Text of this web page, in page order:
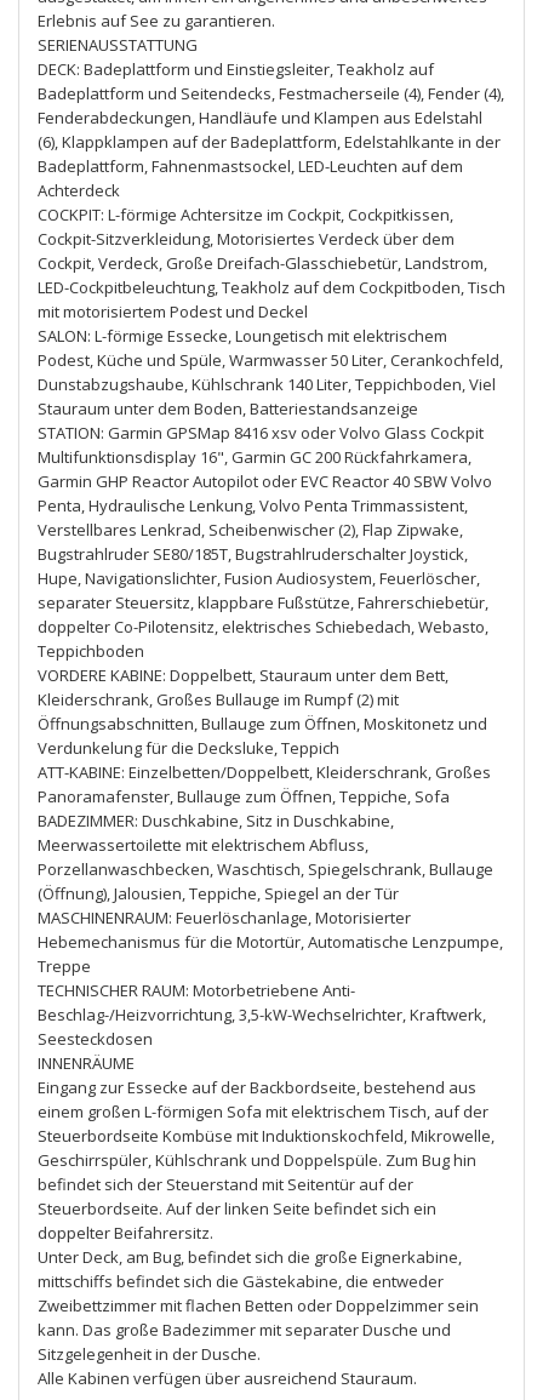
Erlebnis auf See zu garantieren.
SERIENAUSSTATTUNG
DECK: Badeplattform und Einstiegsleiter, Teakholz auf
Badeplattform und Seitendecks, Festmacherseile (4), Fender (4),
Fenderabdeckungen, Handläufe und Klampen aus Edelstahl
(6), Klappklampen auf der Badeplattform, Edelstahlkante in der
Badeplattform, Fahnenmastsockel, LED-Leuchten auf dem
Achterdeck
COCKPIT: L-förmige Achtersitze im Cockpit, Cockpitkissen,
Cockpit-Sitzverkleidung, Motorisiertes Verdeck über dem
Cockpit, Verdeck, Große Dreifach-Glasschiebetür, Landstrom,
LED-Cockpitbeleuchtung, Teakholz auf dem Cockpitboden, Tisch
mit motorisiertem Podest und Deckel
SALON: L-förmige Essecke, Loungetisch mit elektrischem
Podest, Küche und Spüle, Warmwasser 50 Liter, Cerankochfeld,
Dunstabzugshaube, Kühlschrank 140 Liter, Teppichboden, Viel
Stauraum unter dem Boden, Batteriestandsanzeige
STATION: Garmin GPSMap 8416 xsv oder Volvo Glass Cockpit
Multifunktionsdisplay 16", Garmin GC 200 Rückfahrkamera,
Garmin GHP Reactor Autopilot oder EVC Reactor 40 SBW Volvo
Penta, Hydraulische Lenkung, Volvo Penta Trimmassistent,
Verstellbares Lenkrad, Scheibenwischer (2), Flap Zipwake,
Bugstrahlruder SE80/185T, Bugstrahlruderschalter Joystick,
Hupe, Navigationslichter, Fusion Audiosystem, Feuerlöscher,
separater Steuersitz, klappbare Fußstütze, Fahrerschiebetür,
doppelter Co-Pilotensitz, elektrisches Schiebedach, Webasto,
Teppichboden
VORDERE KABINE: Doppelbett, Stauraum unter dem Bett,
Kleiderschrank, Großes Bullauge im Rumpf (2) mit
Öffnungsabschnitten, Bullauge zum Öffnen, Moskitonetz und
Verdunkelung für die Decksluke, Teppich
ATT-KABINE: Einzelbetten/Doppelbett, Kleiderschrank, Großes
Panoramafenster, Bullauge zum Öffnen, Teppiche, Sofa
BADEZIMMER: Duschkabine, Sitz in Duschkabine,
Meerwassertoilette mit elektrischem Abfluss,
Porzellanwaschbecken, Waschtisch, Spiegelschrank, Bullauge
(Öffnung), Jalousien, Teppiche, Spiegel an der Tür
MASCHINENRAUM: Feuerlöschanlage, Motorisierter
Hebemechanismus für die Motortür, Automatische Lenzpumpe,
Treppe
TECHNISCHER RAUM: Motorbetriebene Anti-
Beschlag-/Heizvorrichtung, 3,5-kW-Wechselrichter, Kraftwerk,
Seesteckdosen
INNENRÄUME
Eingang zur Essecke auf der Backbordseite, bestehend aus
einem großen L-förmigen Sofa mit elektrischem Tisch, auf der
Steuerbordseite Kombüse mit Induktionskochfeld, Mikrowelle,
Geschirrspüler, Kühlschrank und Doppelspüle. Zum Bug hin
befindet sich der Steuerstand mit Seitentür auf der
Steuerbordseite. Auf der linken Seite befindet sich ein
doppelter Beifahrersitz.
Unter Deck, am Bug, befindet sich die große Eignerkabine,
mittschiffs befindet sich die Gästekabine, die entweder
Zweibettzimmer mit flachen Betten oder Doppelzimmer sein
kann. Das große Badezimmer mit separater Dusche und
Sitzgelegenheit in der Dusche.
Alle Kabinen verfügen über ausreichend Stauraum.